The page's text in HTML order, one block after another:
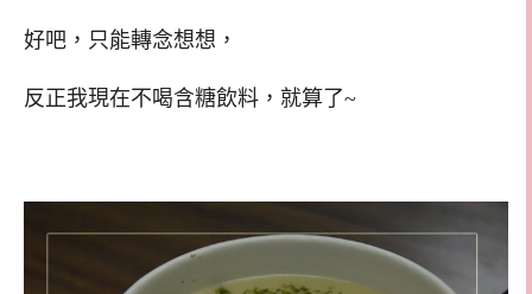
好吧，只能轉念想想，
反正我現在不喝含糖飲料，就算了~